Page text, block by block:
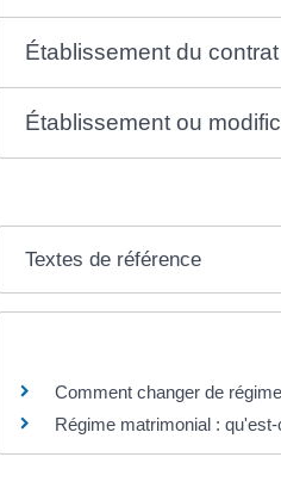
Établissement du
Établissement ou
Textes de référence
Comment changer de
Régime matrimonial :